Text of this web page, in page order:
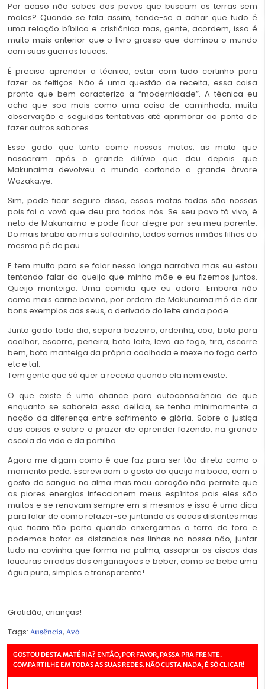
Por acaso não sabes dos povos que buscam as terras sem
males? Quando se fala assim, tende-se a achar que tudo é
uma relação bíblica e cristiânica mas, gente, acordem, isso é
muito mais anterior que o livro grosso que dominou o mundo
com suas guerras loucas.
É preciso aprender a técnica, estar com tudo certinho para
fazer os feitiços. Não é uma questão de receita, essa coisa
pronta que bem caracteriza a “modernidade”. A técnica eu
acho que soa mais como uma coisa de caminhada, muita
observação e seguidas tentativas até aprimorar ao ponto de
fazer outros sabores.
Esse gado que tanto come nossas matas, as mata que
nasceram após o grande dilúvio que deu depois que
Makunaima devolveu o mundo cortando a grande àrvore
Wazaka;ye.
Sim, pode ficar seguro disso, essas matas todas são nossas
pois foi o vovô que deu pra todos nós. Se seu povo tá vivo, é
neto de Makunaima e pode ficar alegre por seu meu parente.
Do mais brabo ao mais safadinho, todos somos irmãos filhos do
mesmo pé de pau.
E tem muito para se falar nessa longa narrativa mas eu estou
tentando falar do queijo que minha mãe e eu fizemos juntos.
Queijo manteiga. Uma comida que eu adoro. Embora não
coma mais carne bovina, por ordem de Makunaima mó de dar
bons exemplos aos seus, o derivado do leite ainda pode.
Junta gado todo dia, separa bezerro, ordenha, coa, bota para
coalhar, escorre, peneira, bota leite, leva ao fogo, tira, escorre
bem, bota manteiga da própria coalhada e mexe no fogo certo
etc e tal.
Tem gente que só quer a receita quando ela nem existe.
O que existe é uma chance para autoconsciência de que
enquanto se saboreia essa delícia, se tenha minimamente a
noção da diferença entre sofrimento e glória. Sobre a justiça
das coisas e sobre o prazer de aprender fazendo, na grande
escola da vida e da partilha.
Agora me digam como é que faz para ser tão direto como o
momento pede. Escrevi com o gosto do queijo na boca, com o
gosto de sangue na alma mas meu coração não permite que
as piores energias infeccionem meus espíritos pois eles são
muitos e se renovam sempre em si mesmos e isso é uma dica
para falar de como refazer-se juntando os cacos distantes mas
que ficam tão perto quando enxergamos a terra de fora e
podemos botar as distancias nas linhas na nossa não, juntar
tudo na covinha que forma na palma, assoprar os ciscos das
loucuras erradas das enganações e beber, como se bebe uma
água pura, simples e transparente!
Gratidão, crianças!
Tags: Ausência, Avó
GOSTOU DESTA MATÉRIA? ENTÃO, POR FAVOR, PASSA PRA FRENTE.
COMPARTILHE EM TODAS AS SUAS REDES. NÃO CUSTA NADA, É SÓ CLICAR!